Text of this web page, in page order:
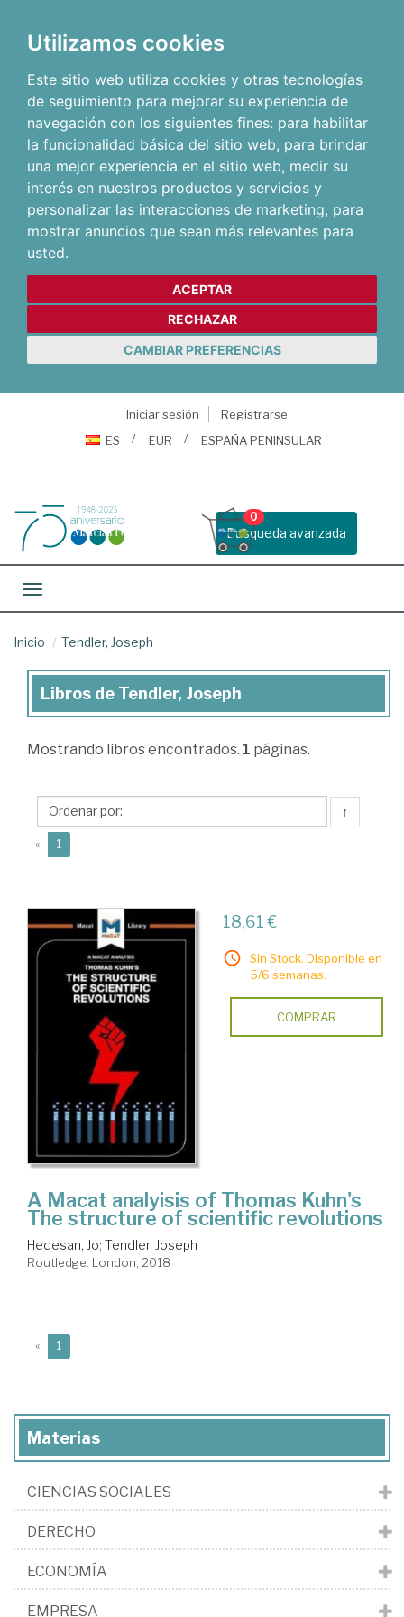
Utilizamos cookies
Este sitio web utiliza cookies y otras tecnologías
de seguimiento para mejorar su experiencia de
navegación con los siguientes fines: para habilitar
la funcionalidad básica del sitio web, para brindar
una mejor experiencia en el sitio web, medir su
interés en nuestros productos y servicios y
personalizar las interacciones de marketing, para
mostrar anuncios que sean más relevantes para
usted.
ACEPTAR
RECHAZAR
CAMBIAR PREFERENCIAS
Iniciar sesión
Registrarse
ES
EUR ESPAÑA PENINSULAR
Busqueda avanzada
0
Toggle navigation
Inicio Tendler, Joseph
Libros
Tendler,
Libros de Tendler, Joseph
Mostrando libros encontrados. 1 páginas.
↑
« 1
18,61 €
Sin Stock. Disponible en
5/6 semanas.
COMPRAR
A Macat analyisis of Thomas Kuhn's
The structure of scientific revolutions
Hedesan, Jo; Tendler, Joseph
Routledge. London, 2018
« 1
Materias
CIENCIAS SOCIALES
DERECHO
ECONOMÍA
EMPRESA